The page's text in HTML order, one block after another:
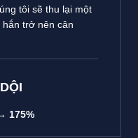
tôi sẽ thu lại một
trở nên cân
175%